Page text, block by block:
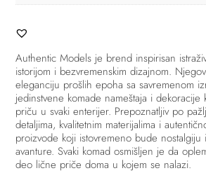
Authentic Models je brend inspirisan
istorijom i bezvremenskim dizajnom.
eleganciju prošlih epoha sa savremenom
jedinstvene komade nameštaja i
priču u svaki enterijer. Prepoznatljiv po
detaljima, kvalitetnim materijalima i
proizvode koji istovremeno bude nostalgiju
avanture. Svaki komad osmišljen je da
deo lične priče doma u kojem se nalazi.